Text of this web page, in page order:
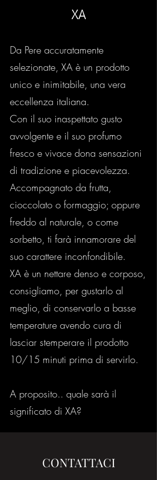
XA
Da Pere accuratamente
selezionate, XA è un prodotto
unico e inimitabile, una vera
eccellenza italiana.
Con il suo inaspettato gusto
avvolgente e il suo profumo
fresco e vivace dona sensazioni
di tradizione e piacevolezza.
Accompagnato da frutta,
cioccolato o formaggio; oppure
freddo al naturale, o come
sorbetto, ti farà innamorare del
suo carattere inconfondibile.
XA è un nettare denso e corposo,
consigliamo, per gustarlo al
meglio, di conservarlo a basse
temperature avendo cura di
lasciar stemperare il prodotto
10/15 minuti prima di servirlo.
A proposito.. quale sarà il
significato di XA?
CONTATTACI